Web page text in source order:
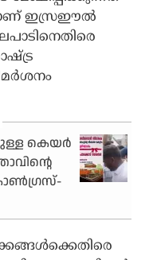
ഇസ്രഈല്‍
കെയര്‍